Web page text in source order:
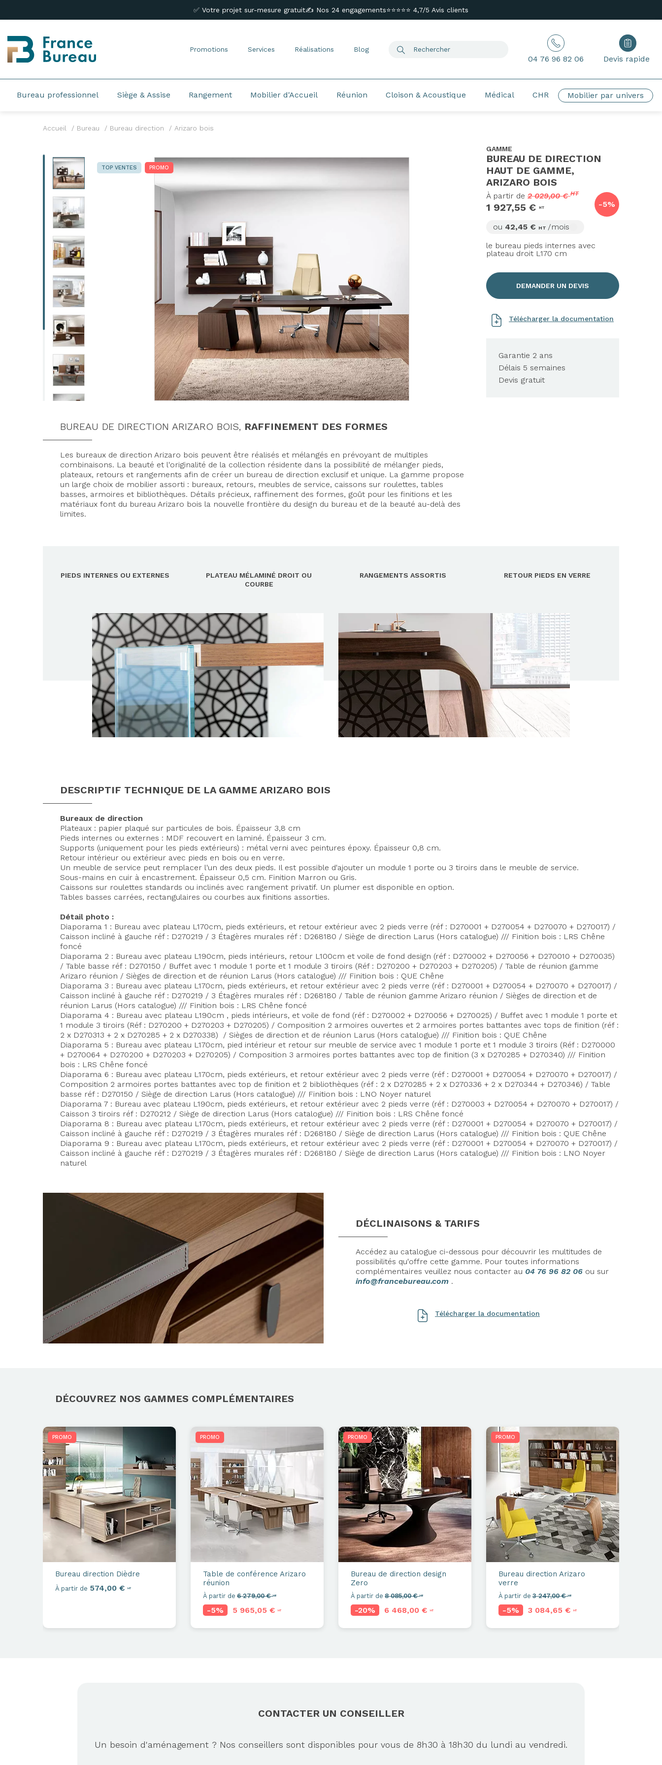
Axeptio consent
✅ Votre projet sur-mesure gratuit✍️ Nos 24 engagements⭐⭐⭐⭐⭐ 4,7/5 Avis clients
Promotions Services Réalisations Blog
04 76 96 82 06 Devis rapide
Bureau professionnel Siège & Assise Rangement Mobilier d'Accueil Réunion Cloison & Acoustique Médical CHR Mobilier par univers
Accueil Bureau Bureau direction Arizaro bois
TOP VENTES PROMO
GAMME
BUREAU DE DIRECTION
HAUT DE GAMME,
ARIZARO BOIS
-5%
À partir de 2 029,00 €HT
1 927,55 € HT
ou 42,45 € HT /mois
le bureau pieds internes avec
plateau droit L170 cm
DEMANDER UN DEVIS
Télécharger la documentation
Garantie 2 ans
Délais 5 semaines
Devis gratuit
BUREAU DE DIRECTION ARIZARO BOIS, RAFFINEMENT DES FORMES
Les bureaux de direction Arizaro bois peuvent être réalisés et mélangés en prévoyant de multiples
combinaisons. La beauté et l'originalité de la collection résidente dans la possibilité de mélanger pieds,
plateaux, retours et rangements afin de créer un bureau de direction exclusif et unique. La gamme propose
un large choix de mobilier assorti : bureaux, retours, meubles de service, caissons sur roulettes, tables
basses, armoires et bibliothèques. Détails précieux, raffinement des formes, goût pour les finitions et les
matériaux font du bureau Arizaro bois la nouvelle frontière du design du bureau et de la beauté au-delà des
limites.
PIEDS INTERNES OU EXTERNES
PLATEAU MÉLAMINÉ DROIT OU
COURBE
RANGEMENTS ASSORTIS RETOUR PIEDS EN VERRE
DESCRIPTIF TECHNIQUE DE LA GAMME ARIZARO BOIS
Bureaux de direction
Plateaux : papier plaqué sur particules de bois. Épaisseur 3,8 cm
Pieds internes ou externes : MDF recouvert en laminé. Épaisseur 3 cm.
Supports (uniquement pour les pieds extérieurs) : métal verni avec peintures époxy. Épaisseur 0,8 cm.
Retour intérieur ou extérieur avec pieds en bois ou en verre.
Un meuble de service peut remplacer l'un des deux pieds. Il est possible d'ajouter un module 1 porte ou 3 tiroirs dans le meuble de service.
Sous-mains en cuir à encastrement. Épaisseur 0,5 cm. Finition Marron ou Gris.
Caissons sur roulettes standards ou inclinés avec rangement privatif. Un plumer est disponible en option.
Tables basses carrées, rectangulaires ou courbes aux finitions assorties.
Détail photo :
Diaporama 1 : Bureau avec plateau L170cm, pieds extérieurs, et retour extérieur avec 2 pieds verre (réf : D270001 + D270054 + D270070 + D270017) /
Caisson incliné à gauche réf : D270219 / 3 Étagères murales réf : D268180 / Siège de direction Larus (Hors catalogue) /// Finition bois : LRS Chêne
foncé
Diaporama 2 : Bureau avec plateau L190cm, pieds intérieurs, retour L100cm et voile de fond design (réf : D270002 + D270056 + D270010 + D270035)
/ Table basse réf : D270150 / Buffet avec 1 module 1 porte et 1 module 3 tiroirs (Réf : D270200 + D270203 + D270205) / Table de réunion gamme
Arizaro réunion / Sièges de direction et de réunion Larus (Hors catalogue) /// Finition bois : QUE Chêne
Diaporama 3 : Bureau avec plateau L170cm, pieds extérieurs, et retour extérieur avec 2 pieds verre (réf : D270001 + D270054 + D270070 + D270017) /
Caisson incliné à gauche réf : D270219 / 3 Étagères murales réf : D268180 / Table de réunion gamme Arizaro réunion / Sièges de direction et de
réunion Larus (Hors catalogue) /// Finition bois : LRS Chêne foncé
Diaporama 4 : Bureau avec plateau L190cm , pieds intérieurs, et voile de fond (réf : D270002 + D270056 + D270025) / Buffet avec 1 module 1 porte et
1 module 3 tiroirs (Réf : D270200 + D270203 + D270205) / Composition 2 armoires ouvertes et 2 armoires portes battantes avec tops de finition (réf :
2 x D270313 + 2 x D270285 + 2 x D270338) / Sièges de direction et de réunion Larus (Hors catalogue) /// Finition bois : QUE Chêne
Diaporama 5 : Bureau avec plateau L170cm, pied intérieur et retour sur meuble de service avec 1 module 1 porte et 1 module 3 tiroirs (Réf : D270000
+ D270064 + D270200 + D270203 + D270205) / Composition 3 armoires portes battantes avec top de finition (3 x D270285 + D270340) /// Finition
bois : LRS Chêne foncé
Diaporama 6 : Bureau avec plateau L170cm, pieds extérieurs, et retour extérieur avec 2 pieds verre (réf : D270001 + D270054 + D270070 + D270017) /
Composition 2 armoires portes battantes avec top de finition et 2 bibliothèques (réf : 2 x D270285 + 2 x D270336 + 2 x D270344 + D270346) / Table
basse réf : D270150 / Siège de direction Larus (Hors catalogue) /// Finition bois : LNO Noyer naturel
Diaporama 7 : Bureau avec plateau L190cm, pieds extérieurs, et retour extérieur avec 2 pieds verre (réf : D270003 + D270054 + D270070 + D270017) /
Caisson 3 tiroirs réf : D270212 / Siège de direction Larus (Hors catalogue) /// Finition bois : LRS Chêne foncé
Diaporama 8 : Bureau avec plateau L170cm, pieds extérieurs, et retour extérieur avec 2 pieds verre (réf : D270001 + D270054 + D270070 + D270017) /
Caisson incliné à gauche réf : D270219 / 3 Étagères murales réf : D268180 / Siège de direction Larus (Hors catalogue) /// Finition bois : QUE Chêne
Diaporama 9 : Bureau avec plateau L170cm, pieds extérieurs, et retour extérieur avec 2 pieds verre (réf : D270001 + D270054 + D270070 + D270017) /
Caisson incliné à gauche réf : D270219 / 3 Étagères murales réf : D268180 / Siège de direction Larus (Hors catalogue) /// Finition bois : LNO Noyer
naturel
DÉCLINAISONS & TARIFS
Accédez au catalogue ci-dessous pour découvrir les multitudes de
possibilités qu'offre cette gamme. Pour toutes informations
complémentaires veuillez nous contacter au 04 76 96 82 06 ou sur
info@francebureau.com .
Télécharger la documentation
DÉCOUVREZ NOS GAMMES COMPLÉMENTAIRES
PROMO
Bureau direction Dièdre
À partir de 574,00 € HT
PROMO
Table de conférence Arizaro
réunion
À partir de 6 279,00 €HT
-5% 5 965,05 € HT
PROMO
Bureau de direction design
Zero
À partir de 8 085,00 €HT
-20% 6 468,00 € HT
PROMO
Bureau direction Arizaro
verre
À partir de 3 247,00 €HT
-5% 3 084,65 € HT
CONTACTER UN CONSEILLER
Un besoin d'aménagement ? Nos conseillers sont disponibles pour vous de 8h30 à 18h30 du lundi au vendredi.